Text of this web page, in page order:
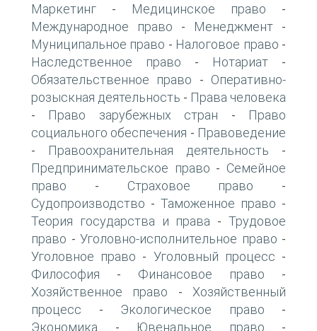
Маркетинг - Медицинское право -
Международное право - Менеджмент -
Муниципальное право - Налоговое право -
Наследственное право - Нотариат -
Обязательственное право - Оперативно-
розыскная деятельность - Права человека
- Право зарубежных стран -
Право
социального обеспечения - Правоведение
- Правоохранительная деятельность -
Предпринимательское право - Семейное
право - Страховое право -
Судопроизводство - Таможенное право -
Теория государства и права -Трудовое
право - Уголовно-исполнительное право -
Уголовное право - Уголовный процесс -
Философия - Финансовое право -
Хозяйственное право - Хозяйственный
процесс - Экологическое право -
Экономика - Ювенальное право -